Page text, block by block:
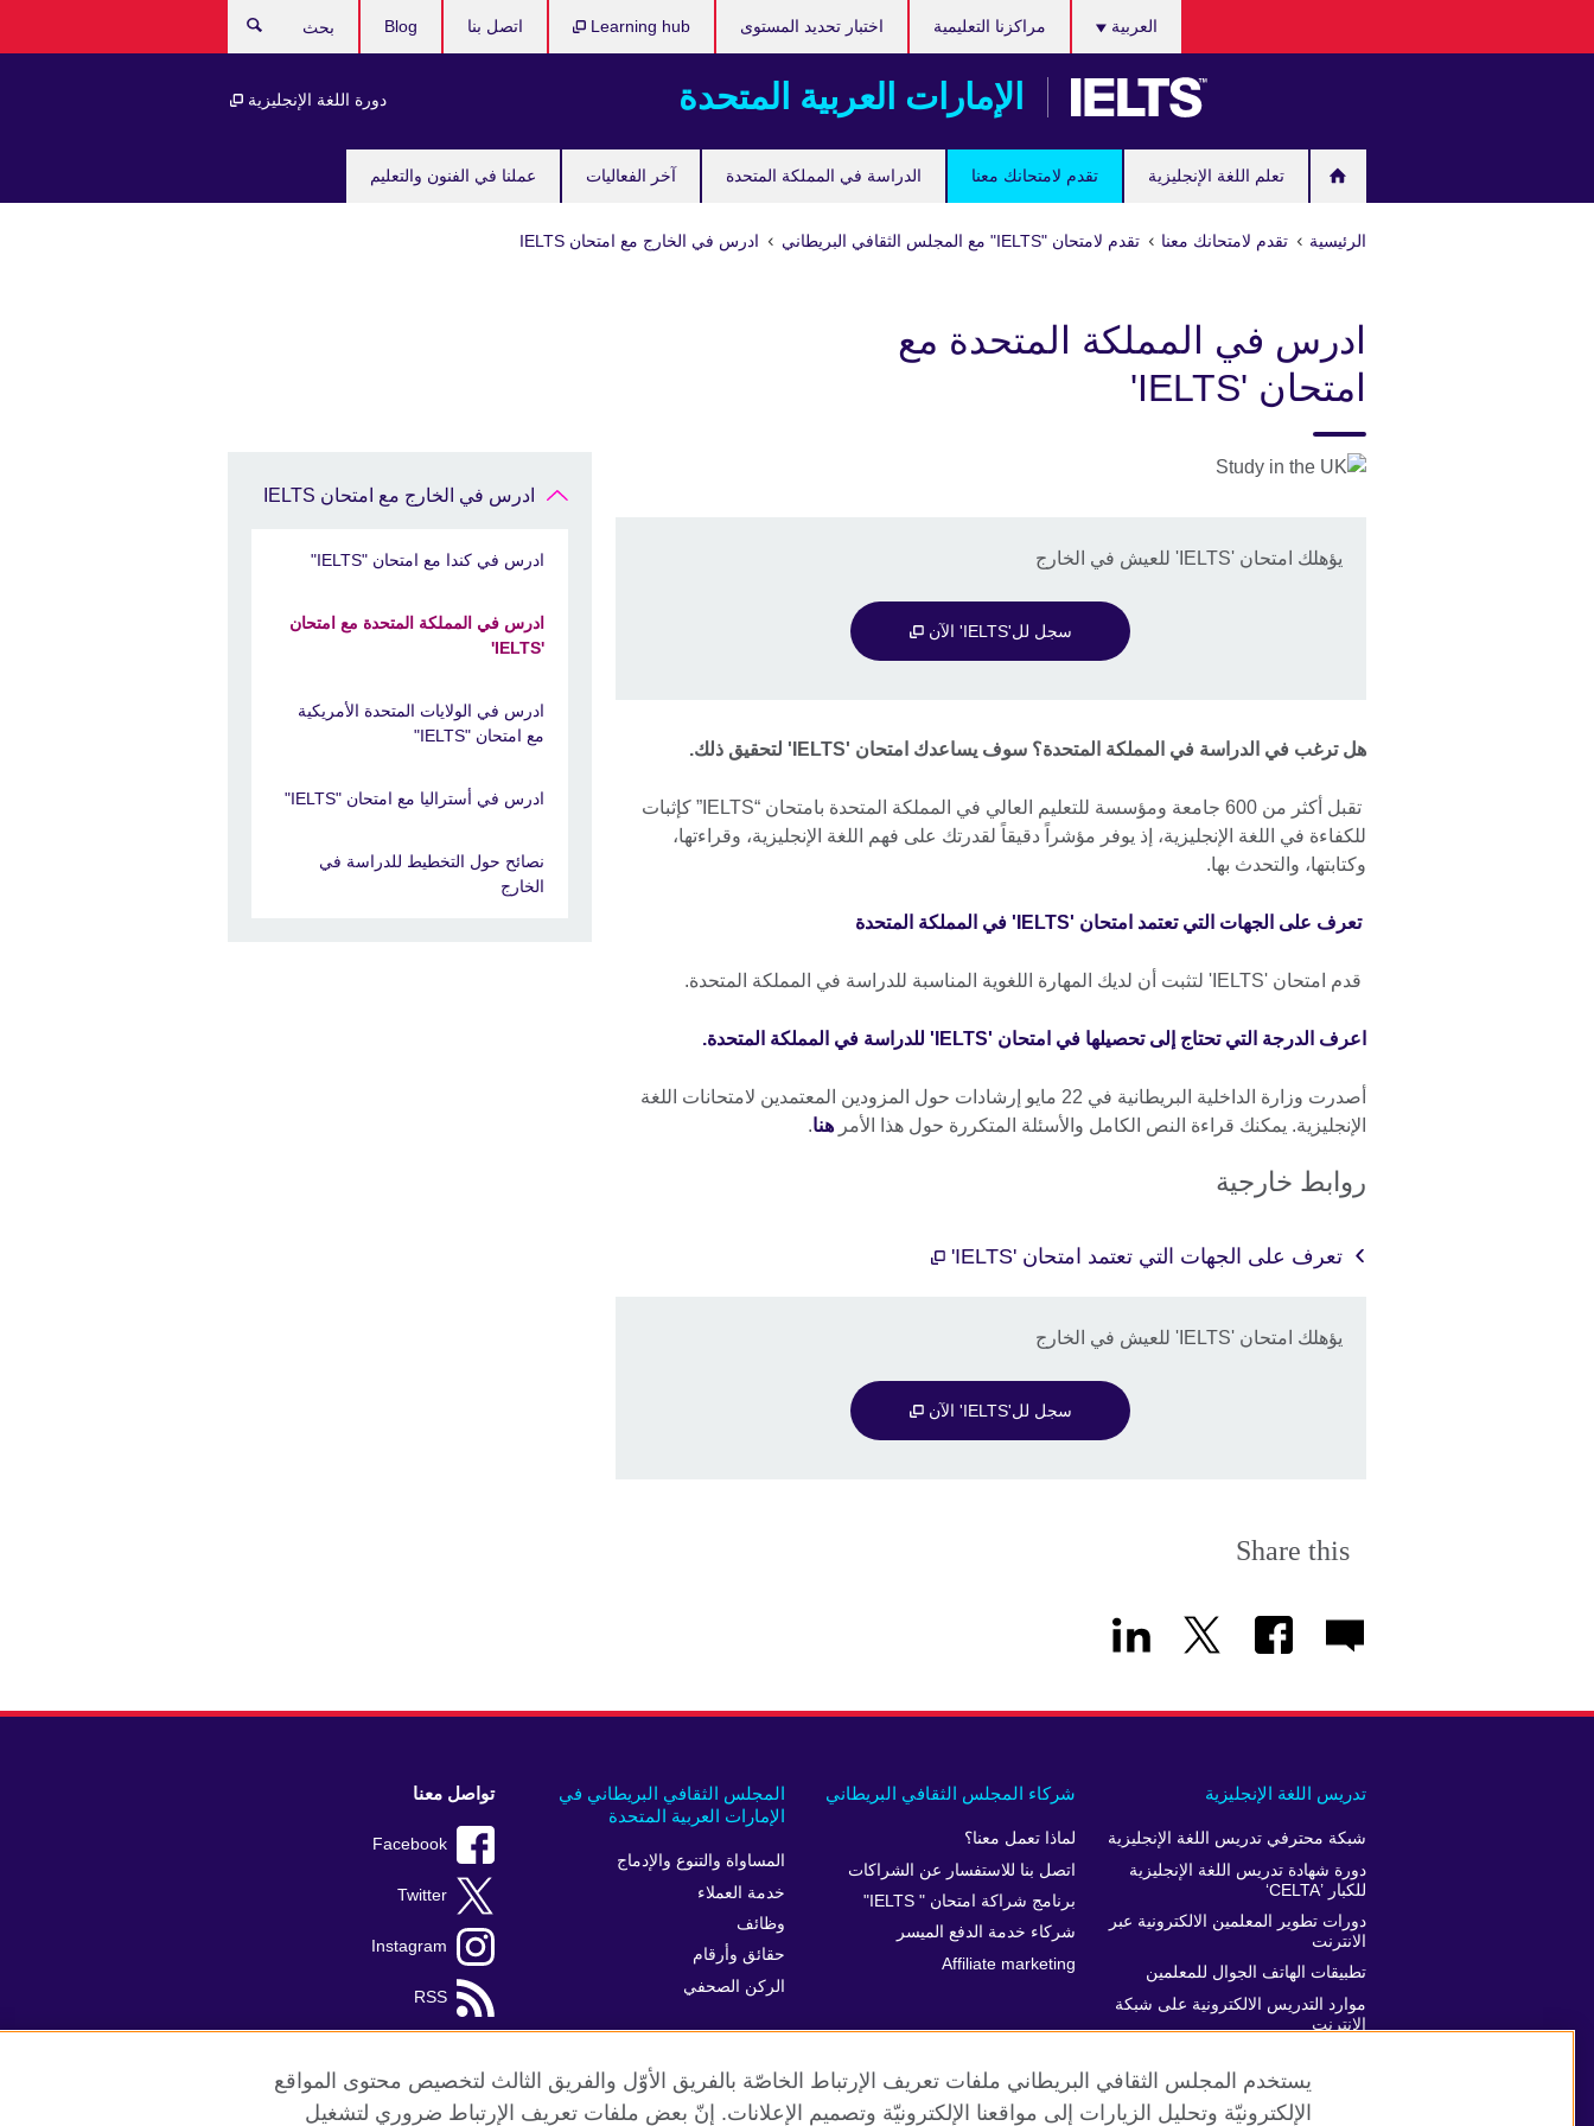
الإمارات العربية المتحدة
تعلم اللغة الإنجليزية تقدم لامتحانك معنا الدراسة في المملكة المتحدة آخر الفعاليات عملنا في الفنون والتعليم
العربية
دورة اللغة الإنجليزية
مراكزنا التعليمية اختبار تحديد المستوى Learning hub اتصل بنا Blog
الرئيسية تقدم لامتحانك معنا تقدم لامتحان "IELTS" مع المجلس الثقافي البريطاني ادرس في الخارج مع امتحان IELTS
ادرس في المملكة المتحدة مع
امتحان 'IELTS'
يؤهلك امتحان 'IELTS' للعيش في الخارج
سجل لل'IELTS' الآن
هل ترغب في الدراسة في المملكة المتحدة؟ سوف يساعدك امتحان 'IELTS' لتحقيق ذلك.
تقبل أكثر من 600 جامعة ومؤسسة للتعليم العالي في المملكة المتحدة بامتحان “IELTS” كإثبات
للكفاءة في اللغة الإنجليزية، إذ يوفر مؤشراً دقيقاً لقدرتك على فهم اللغة الإنجليزية، وقراءتها،
وكتابتها، والتحدث بها.
تعرف على الجهات التي تعتمد امتحان 'IELTS' في المملكة المتحدة
قدم امتحان 'IELTS' لتثبت أن لديك المهارة اللغوية المناسبة للدراسة في المملكة المتحدة.
اعرف الدرجة التي تحتاج إلى تحصيلها في امتحان 'IELTS' للدراسة في المملكة المتحدة.
أصدرت وزارة الداخلية البريطانية في 22 مايو إرشادات حول المزودين المعتمدين لامتحانات اللغة
الإنجليزية. يمكنك قراءة النص الكامل والأسئلة المتكررة حول هذا الأمر هنا.
روابط خارجية
تعرف على الجهات التي تعتمد امتحان 'IELTS'
يؤهلك امتحان 'IELTS' للعيش في الخارج
سجل لل'IELTS' الآن
Share this
ادرس في الخارج مع امتحان IELTS
ادرس في كندا مع امتحان "IELTS"
ادرس في المملكة المتحدة مع امتحان
'IELTS'
ادرس في الولايات المتحدة الأمريكية
مع امتحان "IELTS"
ادرس في أستراليا مع امتحان "IELTS"
نصائح حول التخطيط للدراسة في
الخارج
المجلس الثقافي البريطاني في
الإمارات العربية المتحدة
المساواة والتنوع والإدماج
خدمة العملاء
وظائف
حقائق وأرقام
الركن الصحفي
شركاء المجلس الثقافي البريطاني
لماذا تعمل معنا؟
اتصل بنا للاستفسار عن الشراكات
برنامج شراكة امتحان " IELTS"
شركاء خدمة الدفع الميسر
Affiliate marketing
تدريس اللغة الإنجليزية
شبكة محترفي تدريس اللغة الإنجليزية
دورة شهادة تدريس اللغة الإنجليزية
للكبار ’CELTA‘
دورات تطوير المعلمين الالكترونية عبر
الانترنت
تطبيقات الهاتف الجوال للمعلمين
موارد التدريس الالكترونية على شبكة
الانترنت
تواصل معنا
Facebook
Twitter
Instagram
RSS
يستخدم المجلس الثقافي البريطاني ملفات تعريف الإرتباط الخاصّة بالفريق الأوّل والفريق الثالث لتخصيص محتوى المواقع
الإلكترونيّة وتحليل الزيارات إلى مواقعنا الإلكترونيّة وتصميم الإعلانات. إنّ بعض ملفات تعريف الإرتباط ضروري لتشغيل